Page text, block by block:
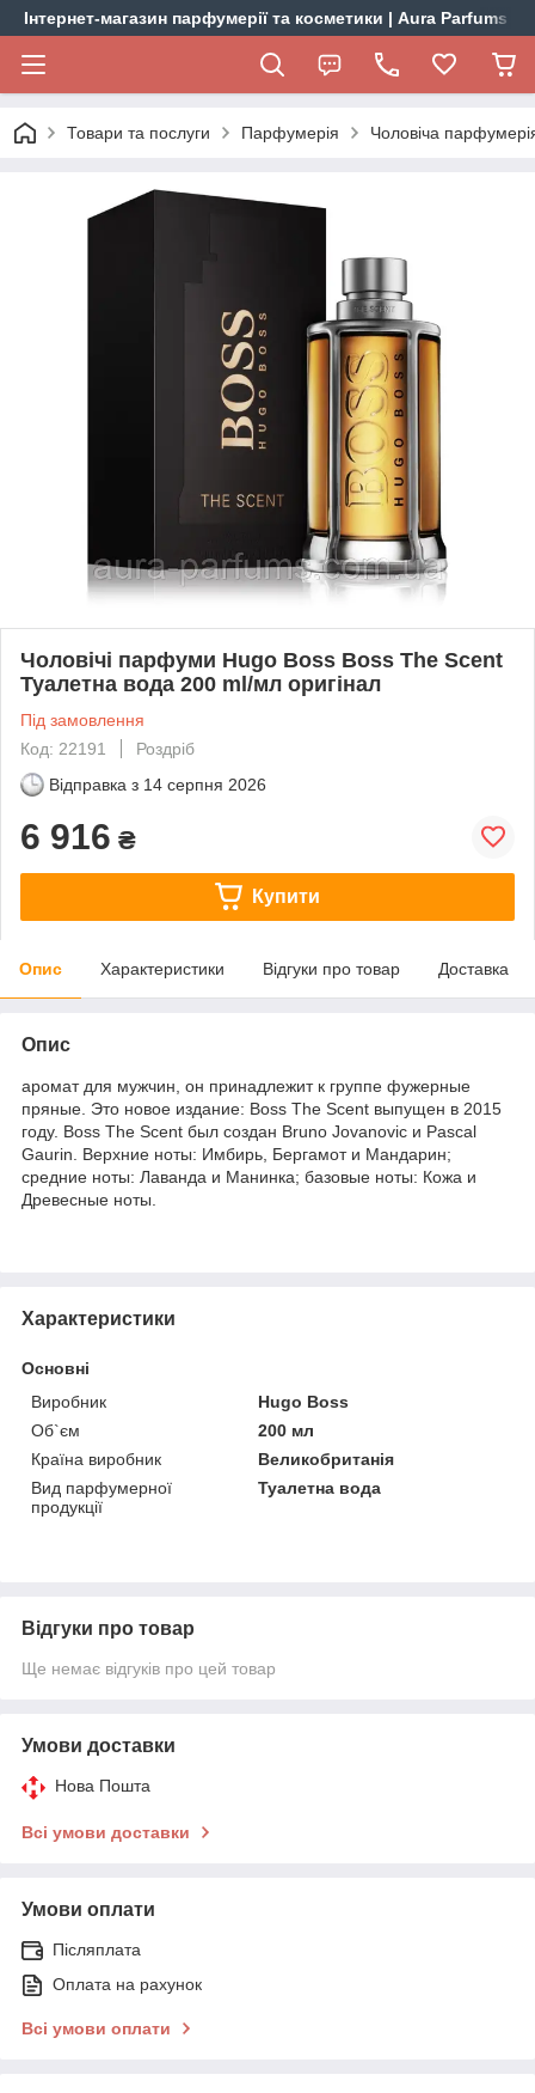
Інтернет-магазин парфумерії та косметики | Aura Parfums
Товари та послуги Парфумерія Чоловіча
Чоловічі парфуми Hugo Boss Boss The Scent
Туалетна вода 200 ml/мл оригінал
Під замовлення
Код: 22191
Роздріб
Відправка з 14 серпня 2026
6 916 ₴
Купити
Опис Характеристики Відгуки про товар Доставка
Опис
аромат для мужчин, он принадлежит к группе фужерные
пряные. Это новое издание: Boss The Scent выпущен в 2015
году. Boss The Scent был создан Bruno Jovanovic и Pascal
Gaurin. Верхние ноты: Имбирь, Бергамот и Мандарин;
средние ноты: Лаванда и Манинка; базовые ноты: Кожа и
Древесные ноты.
Характеристики
Основні
Виробник
Hugo Boss
Об`єм
200 мл
Країна виробник
Великобританія
Вид парфумерної
продукції
Туалетна вода
Відгуки про товар
Ще немає відгуків про цей товар
Умови доставки
Нова Пошта
Всі умови доставки
Умови оплати
Післяплата
Оплата на рахунок
Всі умови оплати